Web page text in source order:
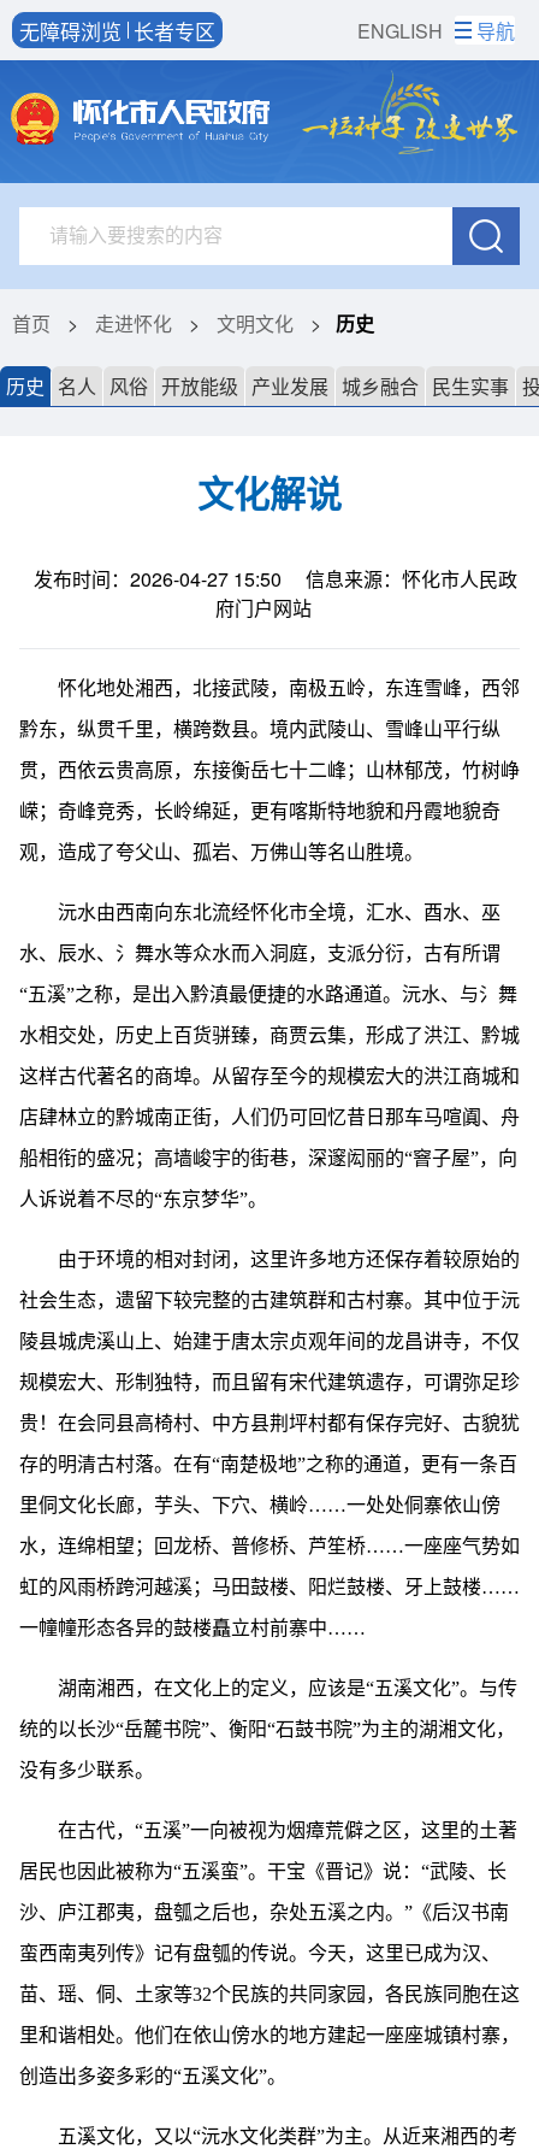
ENGLISH
无障碍浏览 长者专区 导航
首页 > 走进怀化 > 文明文化 > 历史
历史 名人 风俗 开放能级 产业发展 城乡融合 民生实事
文化解说
发布时间：2026-04-27 15:50
信息来源：怀化市人民政
府门户网站
怀化地处湘西，北接武陵，南极五岭，东连雪峰，西邻
黔东，纵贯千里，横跨数县。境内武陵山、雪峰山平行纵
贯，西依云贵高原，东接衡岳七十二峰；山林郁茂，竹树峥
嵘；奇峰竞秀，长岭绵延，更有喀斯特地貌和丹霞地貌奇
观，造成了夸父山、孤岩、万佛山等名山胜境。
沅水由西南向东北流经怀化市全境，汇水、酉水、巫
水、辰水、氵舞水等众水而入洞庭，支派分衍，古有所谓
“五溪”之称，是出入黔滇最便捷的水路通道。沅水、与氵舞
水相交处，历史上百货骈臻，商贾云集，形成了洪江、黔城
这样古代著名的商埠。从留存至今的规模宏大的洪江商城和
店肆林立的黔城南正街，人们仍可回忆昔日那车马喧阗、舟
船相衔的盛况；高墙峻宇的街巷，深邃闳丽的“窨子屋”，向
人诉说着不尽的“东京梦华”。
由于环境的相对封闭，这里许多地方还保存着较原始的
社会生态，遗留下较完整的古建筑群和古村寨。其中位于沅
陵县城虎溪山上、始建于唐太宗贞观年间的龙昌讲寺，不仅
规模宏大、形制独特，而且留有宋代建筑遗存，可谓弥足珍
贵！在会同县高椅村、中方县荆坪村都有保存完好、古貌犹
存的明清古村落。在有“南楚极地”之称的通道，更有一条百
里侗文化长廊，芋头、下穴、横岭……一处处侗寨依山傍
水，连绵相望；回龙桥、普修桥、芦笙桥……一座座气势如
虹的风雨桥跨河越溪；马田鼓楼、阳烂鼓楼、牙上鼓楼……
一幢幢形态各异的鼓楼矗立村前寨中……
湖南湘西，在文化上的定义，应该是“五溪文化”。与传
统的以长沙“岳麓书院”、衡阳“石鼓书院”为主的湖湘文化，
没有多少联系。
在古代，“五溪”一向被视为烟瘴荒僻之区，这里的土著
居民也因此被称为“五溪蛮”。干宝《晋记》说：“武陵、长
沙、庐江郡夷，盘瓠之后也，杂处五溪之内。”《后汉书南
蛮西南夷列传》记有盘瓠的传说。今天，这里已成为汉、
苗、瑶、侗、土家等32个民族的共同家园，各民族同胞在这
里和谐相处。他们在依山傍水的地方建起一座座城镇村寨，
创造出多姿多彩的“五溪文化”。
五溪文化，又以“沅水文化类群”为主。从近来湘西的考